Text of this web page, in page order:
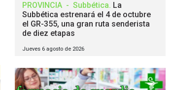
PROVINCIA - Subbética. La
Subbética estrenará el 4 de octubre
el GR-355, una gran ruta senderista
de diez etapas
Jueves 6 agosto de 2026